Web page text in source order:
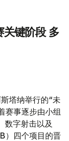
键阶段 多
塔纳举行的“未
赛事逐步由小组
数字射击以及
）四个项目的晋